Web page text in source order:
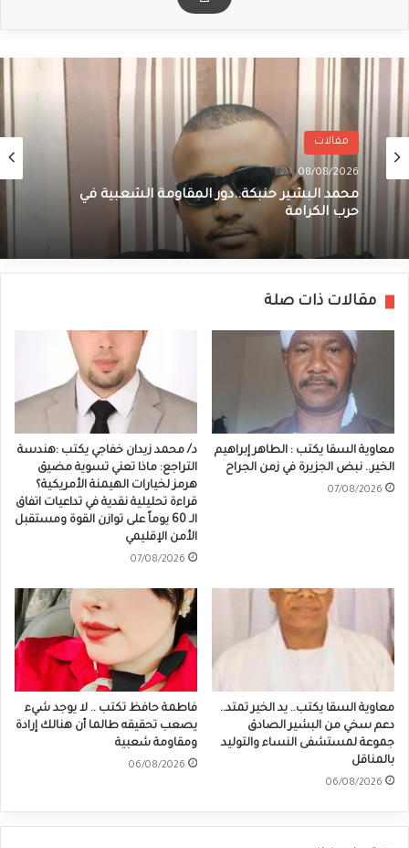
مقالات
08/08/2026
محمد البشير حنبكة..دور المقاومة الشعبية في
حرب الكرامة
مقالات ذات صلة
معاوية السقا يكتب : الطاهر إبراهيم
الخير.. نبض الجزيرة في زمن الجراح
07/08/2026
د/ محمد زيدان خفاجي يكتب :هندسة
التراجع: ماذا تعني تسوية مضيق
هرمز لخيارات الهيمنة الأمريكية؟
قراءة تحليلية نقدية في تداعيات اتفاق
الـ 60 يوماً على توازن القوة ومستقبل
الأمن الإقليمي
07/08/2026
معاوية السقا يكتب.. يد الخير تمتد..
دعم سخي من البشير الصادق
جموعة لمستشفى النساء والتوليد
بالمناقل
06/08/2026
فاطمة حافظ تكتب .. لا يوجد شيء
يصعب تحقيقه طالما أن هنالك إرادة
ومقاومة شعبية
06/08/2026